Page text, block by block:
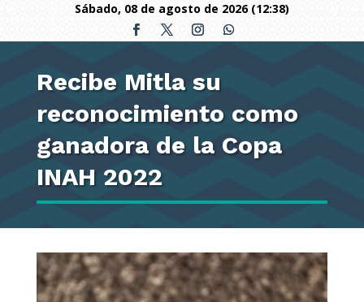
sábado, 08 de agosto de 2026 (12:38)
Recibe Mitla su
reconocimiento como
ganadora de la Copa
INAH 2022